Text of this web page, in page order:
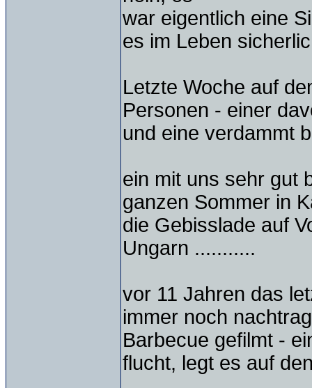
war eigentlich eine
es im Leben
Letzte Woche auf
Personen - einer
und eine verdammt
ein mit uns sehr gut
ganzen Sommer in
die Gebisslade auf
Ungarn ...........
vor 11 Jahren das
immer noch
Barbecue gefilmt -
flucht, legt es auf